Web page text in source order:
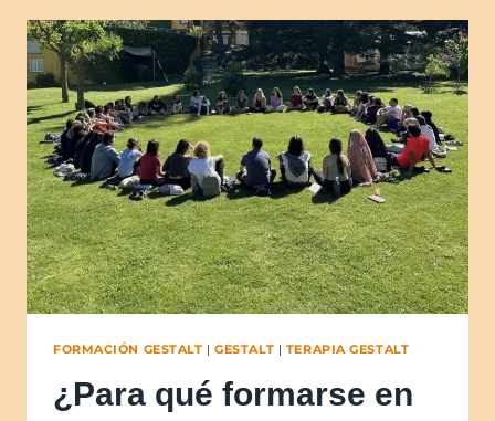
FORMACIÓN GESTALT |GESTALT | TERAPIA GESTALT
¿Para qué formarse en